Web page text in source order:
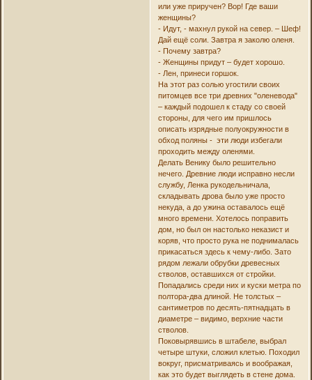
или уже приручен? Вор! Где ваши
женщины?
- Идут, - махнул рукой на север. – Шеф!
Дай ещё соли. Завтра я заколю оленя.
- Почему завтра?
- Женщины придут – будет хорошо.
- Лен, принеси горшок.
На этот раз солью угостили своих
питомцев все три древних "оленевода"
– каждый подошел к стаду со своей
стороны, для чего им пришлось
описать изрядные полуокружности в
обход поляны - эти люди избегали
проходить между оленями.
Делать Венику было решительно
нечего. Древние люди исправно несли
службу, Ленка рукодельничала,
складывать дрова было уже просто
некуда, а до ужина оставалось ещё
много времени. Хотелось поправить
дом, но был он настолько неказист и
коряв, что просто рука не поднималась
прикасаться здесь к чему-либо. Зато
рядом лежали обрубки древесных
стволов, оставшихся от стройки.
Попадались среди них и куски метра по
полтора-два длиной. Не толстых –
сантиметров по десять-пятнадцать в
диаметре – видимо, верхние части
стволов.
Поковырявшись в штабеле, выбрал
четыре штуки, сложил клетью. Походил
вокруг, присматриваясь и воображая,
как это будет выглядеть в стене дома.